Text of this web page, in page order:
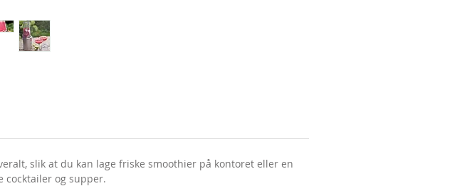
slik at du kan lage friske smoothier på kontoret eller en
cocktailer og supper.